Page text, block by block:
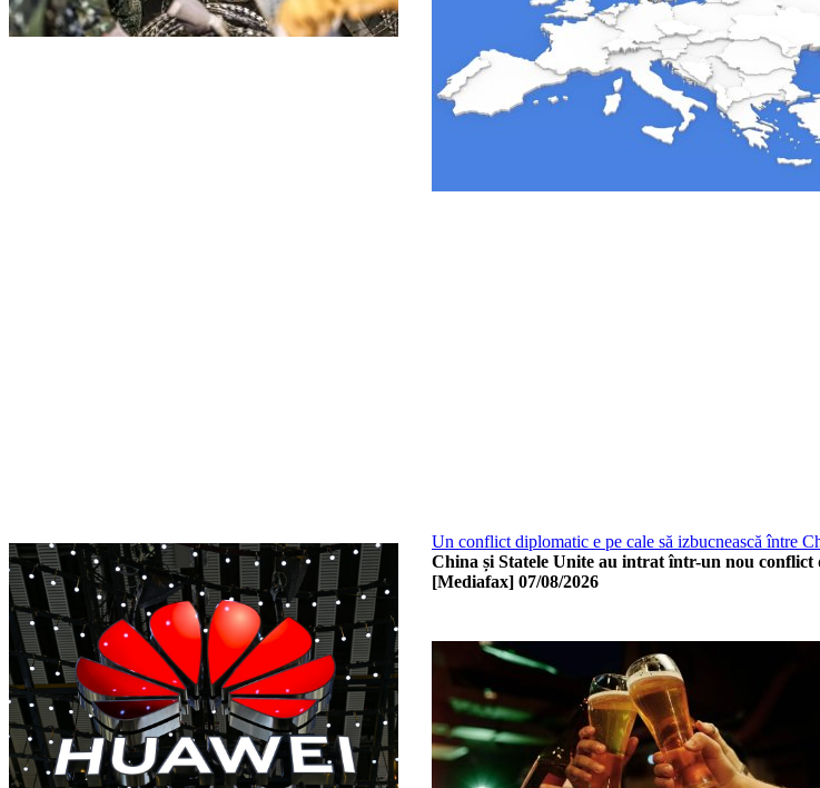
Un conflict diplomatic e pe cale să izbucnească între
China și Statele Unite au intrat într-un nou conflict
[Mediafax] 07/08/2026